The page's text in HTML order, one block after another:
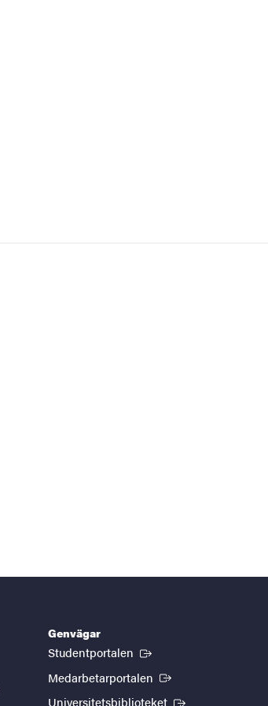
Genvägar
Studentportalen (Extern länk)
Medarbetarportalen (Extern länk)
Universitetsbiblioteket (Extern länk)